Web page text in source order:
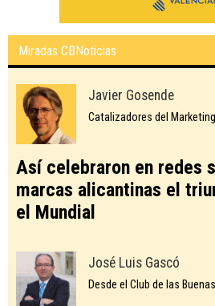
Miradas CBNoticias
Javier Gosende
Catalizadores del
Así celebraron en redes
marcas alicantinas el
el Mundial
José Luis Gascó
Desde el Club de las